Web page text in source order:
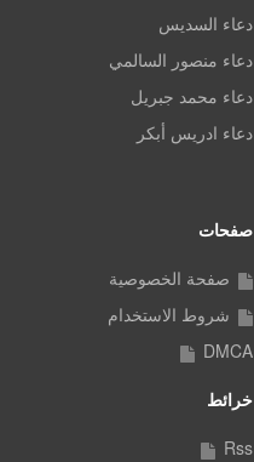
دعاء السديس
دعاء منصور السالمي
دعاء محمد جبريل
دعاء ادريس أبكر
صفحات
صفحة الخصوصية
شروط الاستخدام
DMCA
خرائط
Rss